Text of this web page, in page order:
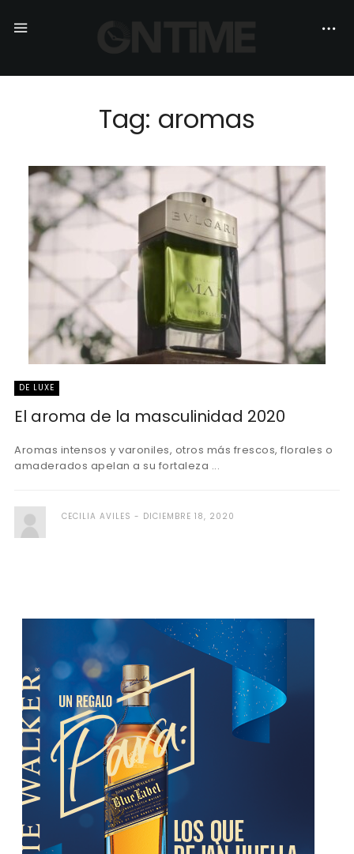
Tag: aromas
DE LUXE
El aroma de la masculinidad 2020
Aromas intensos y varoniles, otros más frescos, florales o
amaderados apelan a su fortaleza ...
CECILIA AVILES DICIEMBRE 18, 2020